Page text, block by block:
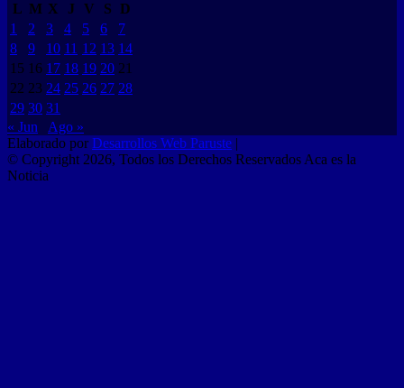
L M X J V S D
1
2 3 4 5 6
7
8
9 10 11 12 13 14
15 16 17 18 19 20 21
22 23 24 25 26 27 28
29 30 31
« Jun
Ago »
Elaborado porDesarrollos Web Paruste
© Copyright 2026, Todos los Derechos Reservados Aca es la
Noticia